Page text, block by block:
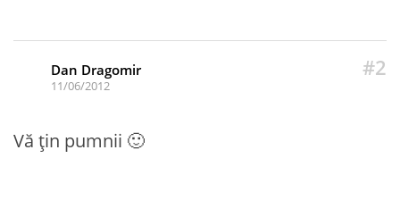
#2
Dan Dragomir
11/06/2012
Vă țin pumnii 🙂